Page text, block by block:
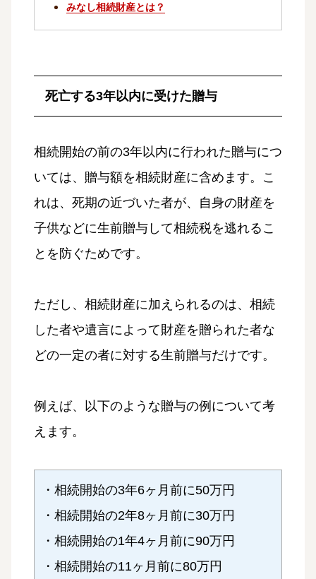
みなし相続財産とは？
死亡する3年以内に受けた贈与
相続開始の前の3年以内に行われた贈与につ
いては、贈与額を相続財産に含めます。こ
れは、死期の近づいた者が、自身の財産を
子供などに生前贈与して相続税を逃れるこ
とを防ぐためです。
ただし、相続財産に加えられるのは、相続
した者や遺言によって財産を贈られた者な
どの一定の者に対する生前贈与だけです。
例えば、以下のような贈与の例について考
えます。
・相続開始の3年6ヶ月前に50万円
・相続開始の2年8ヶ月前に30万円
・相続開始の1年4ヶ月前に90万円
・相続開始の11ヶ月前に80万円